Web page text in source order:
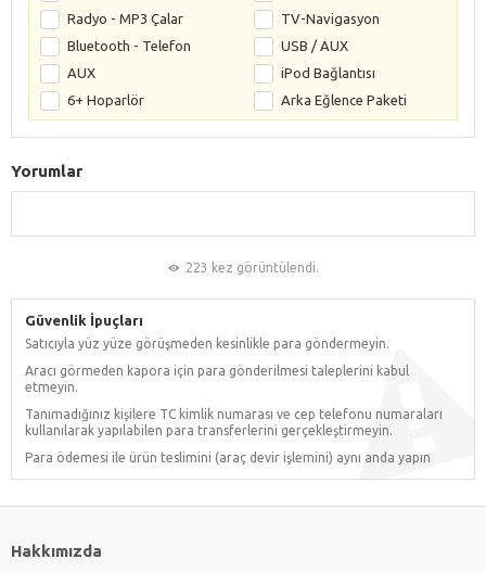
Radyo - MP3 Çalar
TV-Navigasyon
Bluetooth - Telefon
USB / AUX
AUX
iPod Bağlantısı
6+ Hoparlör
Arka Eğlence Paketi
Yorumlar
223 kez görüntülendi.
Güvenlik İpuçları
Satıcıyla yüz yüze görüşmeden kesinlikle para göndermeyin.
Aracı görmeden kapora için para gönderilmesi taleplerini kabul
etmeyin.
Tanımadığınız kişilere TC kimlik numarası ve cep telefonu numaraları
kullanılarak yapılabilen para transferlerini gerçekleştirmeyin.
Para ödemesi ile ürün teslimini (araç devir işlemini) aynı anda yapın
Hakkımızda